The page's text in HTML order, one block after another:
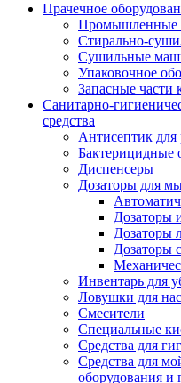
Прачечное
Промышленные
Стирально-
Сушильные
Упаковочное
Запасные части
Санитарно-
средства
Антисептик для
Бактерицидные
Диспенсеры
Дозаторы для
Дозаторы
Дозаторы
Дозаторы
Инвентарь для
Ловушки для
Смесители
Специальные
Средства для
Средства для
оборудования